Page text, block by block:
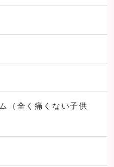
（全く痛くない子供